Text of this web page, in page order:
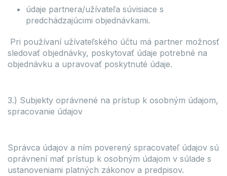
údaje partnera/užívateľa súvisiace s
predchádzajúcimi objednávkami.
Pri používaní užívateľského účtu má partner možnosť
sledovať objednávky, poskytovať údaje potrebné na
objednávku a upravovať poskytnuté údaje.
3.) Subjekty oprávnené na prístup k osobným údajom,
spracovanie údajov
Správca údajov a ním poverený spracovateľ údajov sú
oprávnení mať prístup k osobným údajom v súlade s
ustanoveniami platných zákonov a predpisov.